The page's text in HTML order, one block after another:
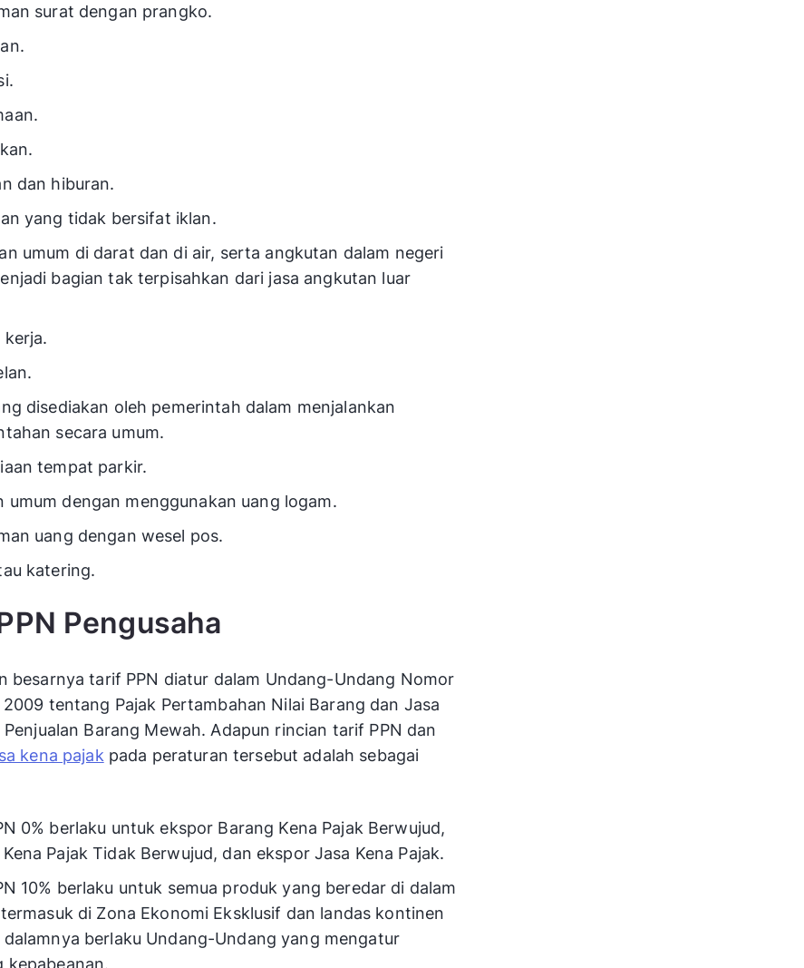
surat dengan prangko.
dan hiburan.
yang tidak bersifat iklan.
umum di darat dan di air, serta angkutan dalam negeri
bagian tak terpisahkan dari jasa angkutan luar
kerja.
disediakan oleh pemerintah dalam menjalankan
secara umum.
tempat parkir.
umum dengan menggunakan uang logam.
uang dengan wesel pos.
katering.
Pengusaha
besarnya tarif PPN diatur dalam Undang-Undang Nomor
tentang Pajak Pertambahan Nilai Barang dan Jasa
Penjualan Barang Mewah. Adapun rincian tarif PPN dan
kena pajak pada peraturan tersebut adalah sebagai
0% berlaku untuk ekspor Barang Kena Pajak Berwujud,
Pajak Tidak Berwujud, dan ekspor Jasa Kena Pajak.
10% berlaku untuk semua produk yang beredar di dalam
di Zona Ekonomi Eksklusif dan landas kontinen
dalamnya berlaku Undang-Undang yang mengatur
kepabeanan.